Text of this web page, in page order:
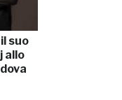
suo
allo